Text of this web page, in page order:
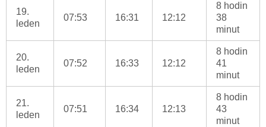
19.
leden
07:53 16:31 12:12
8 hodin
38
minut
20.
leden
07:52 16:33 12:12
8 hodin
41
minut
21.
leden
07:51 16:34 12:13
8 hodin
43
minut